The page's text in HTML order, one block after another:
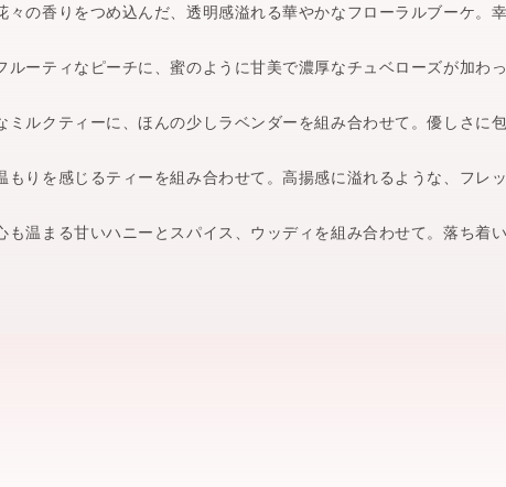
の香りをつめ込んだ、透明感溢れる華やかなフローラルブーケ。
ーティなピーチに、蜜のように甘美で濃厚なチュベローズが加わ
ルクティーに、ほんの少しラベンダーを組み合わせて。優しさに
りを感じるティーを組み合わせて。高揚感に溢れるような、フレッ
温まる甘いハニーとスパイス、ウッディを組み合わせて。落ち着